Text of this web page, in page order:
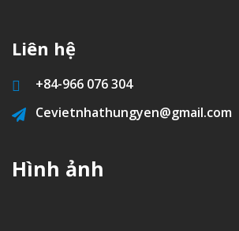
Liên hệ
+84-966 076 304
Cevietnhathungyen@gmail.com
Hình ảnh